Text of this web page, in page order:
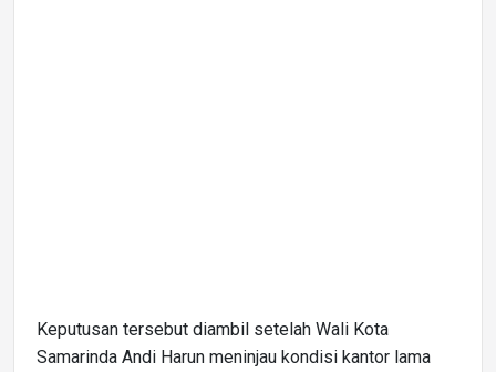
Keputusan tersebut diambil setelah Wali Kota
Samarinda Andi Harun meninjau kondisi kantor lama